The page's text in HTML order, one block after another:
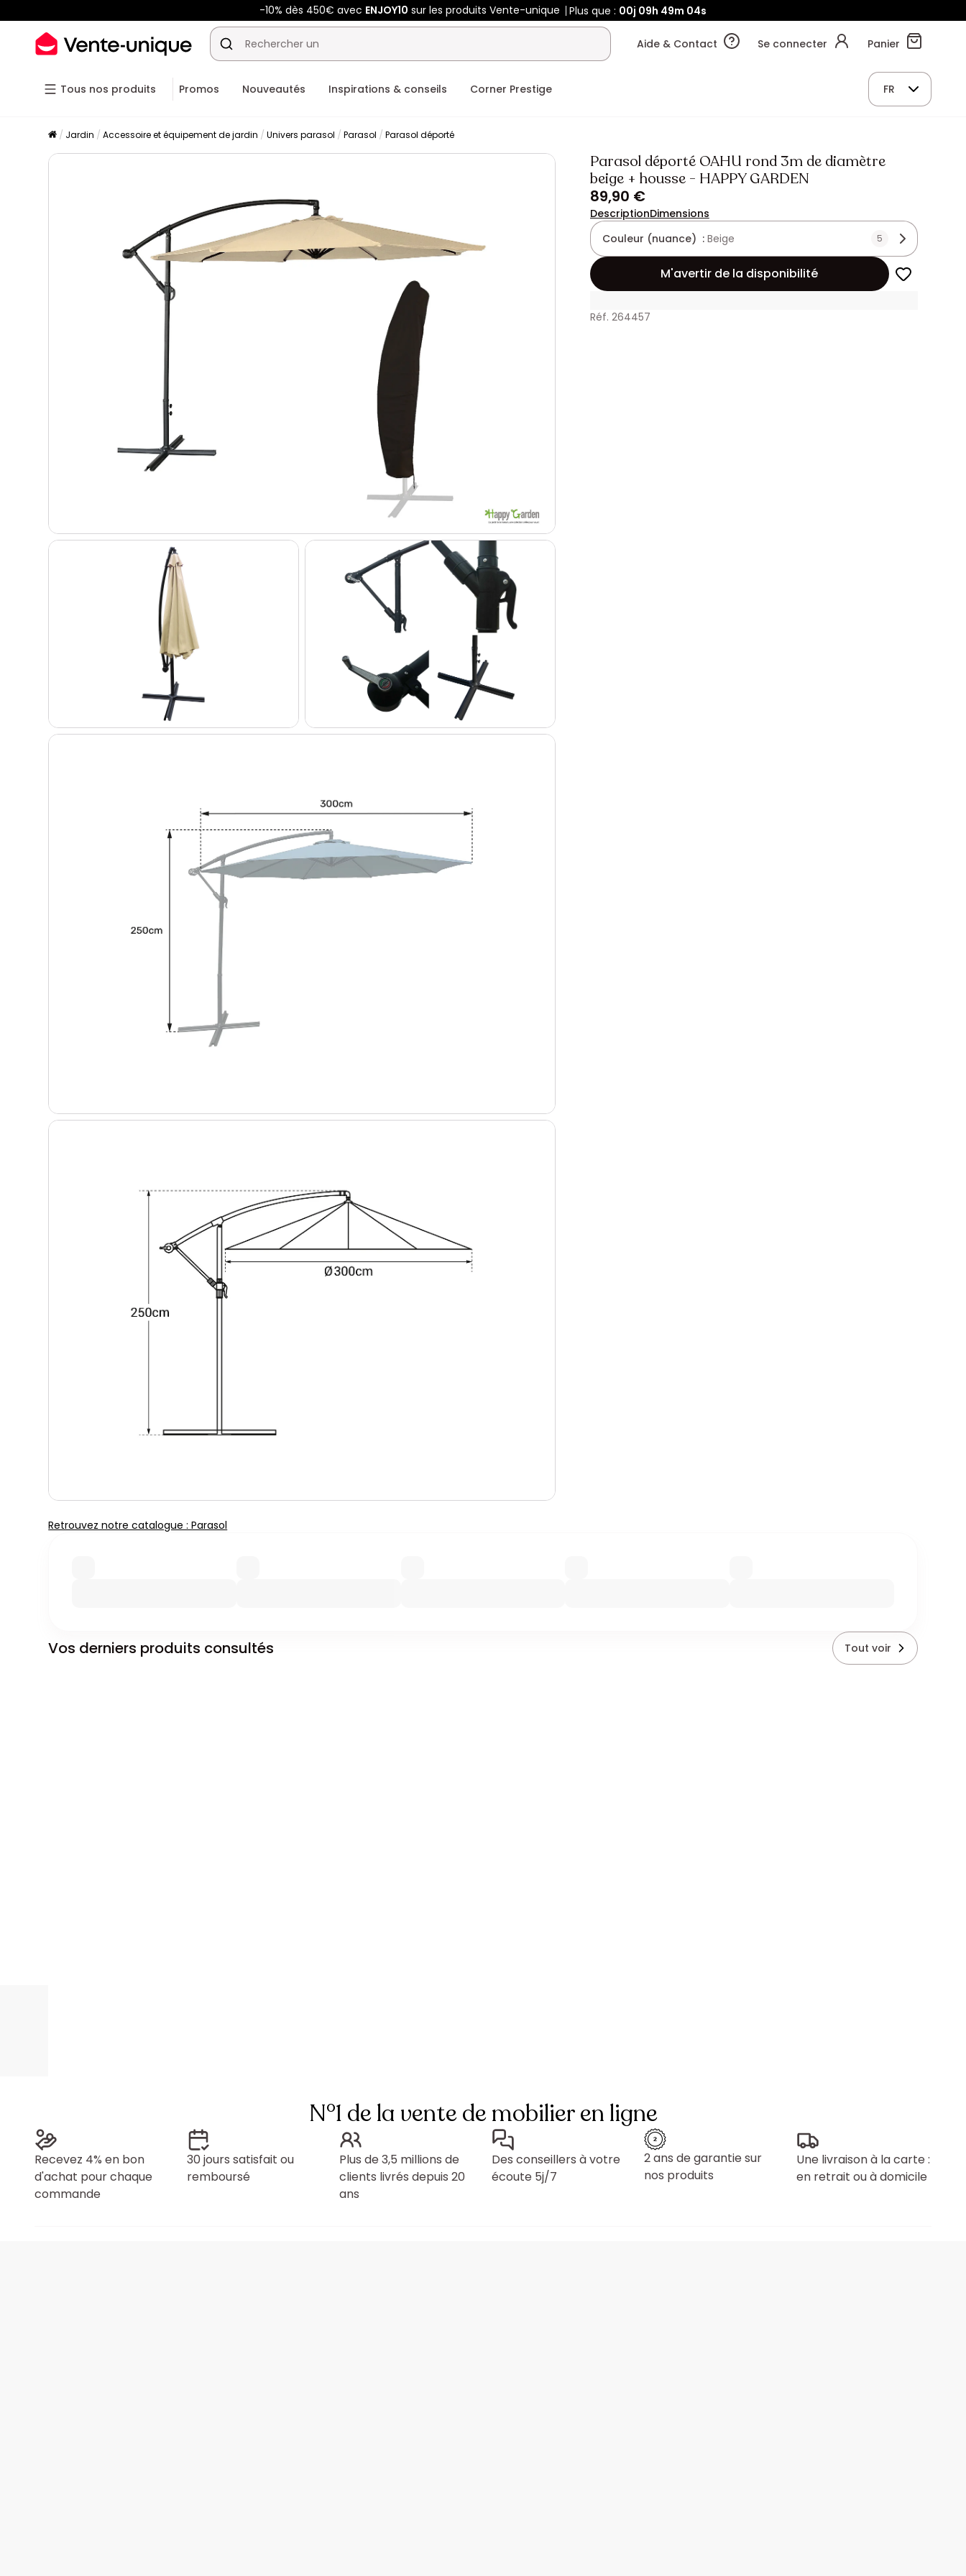
-10% dès 450€ avec ENJOY10 sur les produits Vente-unique Plus que : 00j 09h 49m 03s
Aide & Contact Se connecter Panier
Tous nos produits Promos Nouveautés Inspirations & conseils Corner Prestige FR
Jardin Accessoire et équipement de jardin Univers parasol Parasol Parasol déporté
Parasol déporté OAHU rond 3m de diamètre
beige + housse - HAPPY GARDEN
89,90 €
DescriptionDimensions
Couleur (nuance) : Beige 5
M'avertir de la disponibilité
Réf. 264457
Retrouvez notre catalogue : Parasol
Vos derniers produits consultés Tout voir
N°1 de la vente de mobilier en ligne
Recevez 4% en bon
d'achat pour chaque
commande
30 jours satisfait ou
remboursé
Plus de 3,5 millions de
clients livrés depuis 20
ans
Des conseillers à votre
écoute 5j/7
2 ans de garantie sur
nos produits
Une livraison à la carte :
en retrait ou à domicile